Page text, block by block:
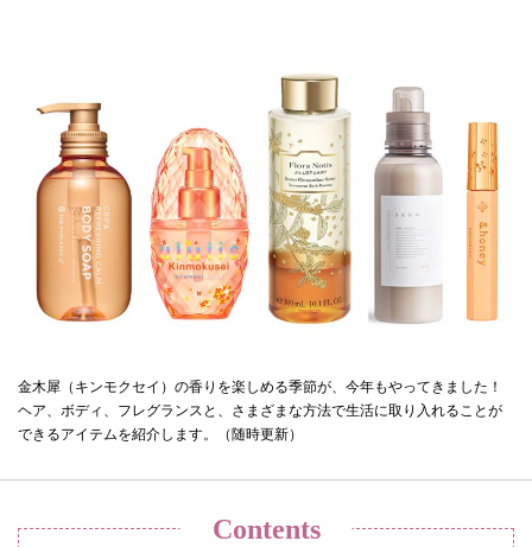
金木犀（キンモクセイ）の香りを楽しめる季節が、今年もやってきました！
ヘア、ボディ、フレグランスと、さまざまな方法で生活に取り入れることが
できるアイテムを紹介します。（随時更新）
Contents